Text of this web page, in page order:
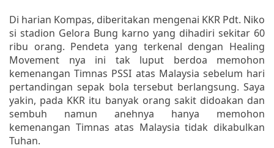
Di harian Kompas, diberitakan mengenai KKR Pdt. Niko
si stadion Gelora Bung karno yang dihadiri sekitar 60
ribu orang. Pendeta yang terkenal dengan Healing
Movement nya ini tak luput berdoa memohon
kemenangan Timnas PSSI atas Malaysia sebelum hari
pertandingan sepak bola tersebut berlangsung. Saya
yakin, pada KKR itu banyak orang sakit didoakan dan
sembuh namun anehnya hanya memohon
kemenangan Timnas atas Malaysia tidak dikabulkan
Tuhan.